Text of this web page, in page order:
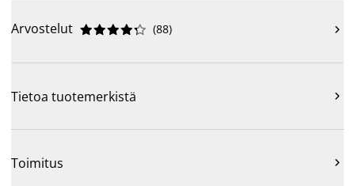
Arvostelut 




 (88) 
Tietoa tuotemerkistä 
Toimitus 